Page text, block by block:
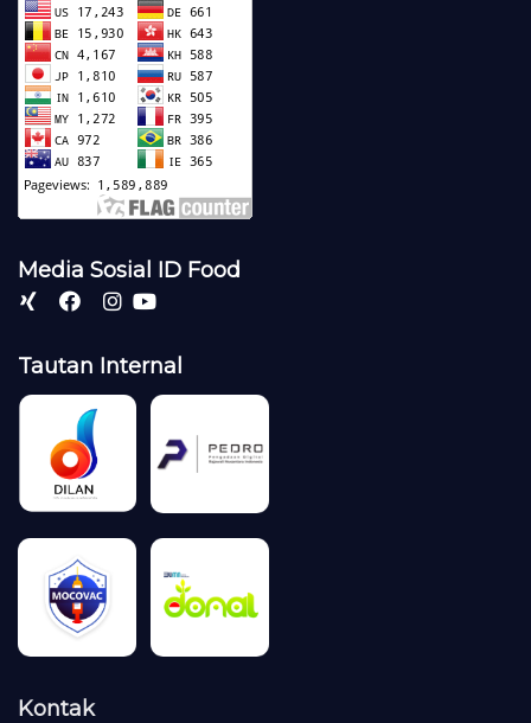
Media Sosial ID Food
Tautan Internal
Kontak